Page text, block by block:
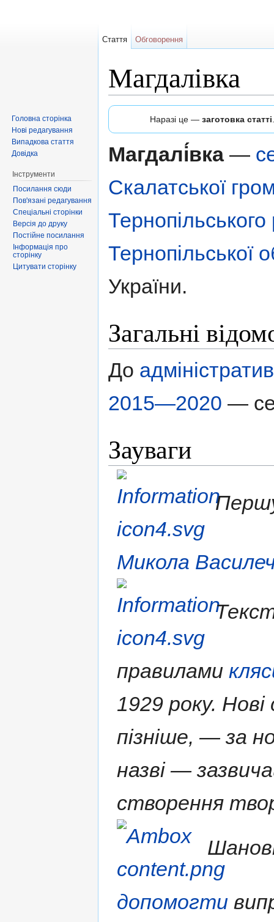
Магдалівка
Наразі це — заготовка статті
Магдалі́вка—
Скалатської
Тернопільської
України.
Загальні
До
2015—2020 —
Зауваги
Першу
Микола
правилами
1929 року.
пізніше, — за
назві —
створення
допомогти
Стаття Обговорення
Головна сторінка
Нові редагування
Випадкова стаття
Довідка
Інструменти
Посилання сюди
Пов'язані редагування
Спеціальні сторінки
Версія до друку
Постійне посилання
Інформація про
сторінку
Цитувати сторінку